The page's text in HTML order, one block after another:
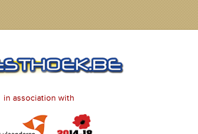
in association with